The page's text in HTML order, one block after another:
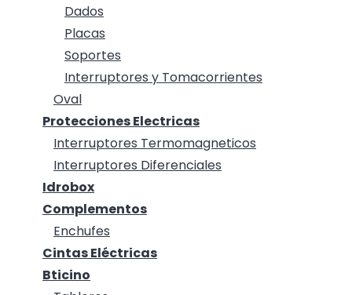
Dados
Placas
Soportes
Interruptores y Tomacorrientes
Oval
Protecciones Electricas
Interruptores Termomagneticos
Interruptores Diferenciales
Idrobox
Complementos
Enchufes
Cintas Eléctricas
Bticino